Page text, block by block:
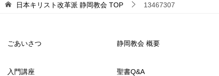
日本キリスト改革派 静岡教会 TOP 13467307
ごあいさつ 静岡教会 概要
入門講座 聖書Q&A